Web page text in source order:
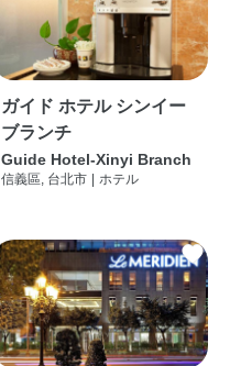
ガイド ホテル シンイー
ブランチ
Guide Hotel-Xinyi Branch
信義區, 台北市 ホテル